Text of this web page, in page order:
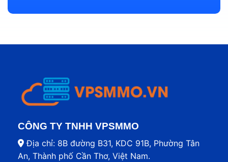
CÔNG TY TNHH VPSMMO
Địa chỉ: 8B đường B31, KDC 91B, Phường Tân
An, Thành phố Cần Thơ, Việt Nam.